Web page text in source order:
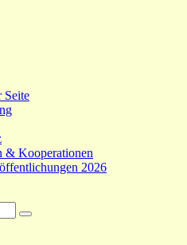
Seite
& Kooperationen
2026